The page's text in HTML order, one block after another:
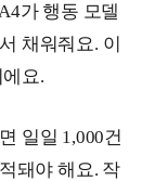
가 행동 모델
채워줘요. 이
요.
일일 1,000건
돼야 해요. 작